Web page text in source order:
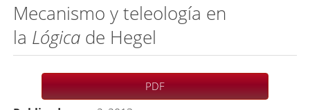
Mecanismo y teleología en
la Lógica de Hegel
Barra
lateral
PDF